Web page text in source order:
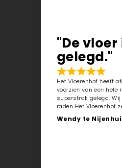
"De
gelegd."
Het Vloerenhof heeft
voorzien van een hele
superstrak gelegd.
raden Het Vloerenhof
Wendy te